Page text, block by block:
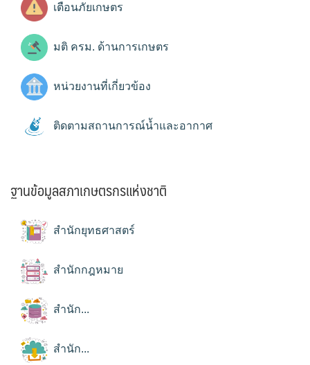
เตือนภัยเกษตร
มติ ครม. ด้านการเกษตร
หน่วยงานที่เกี่ยวข้อง
ติดตามสถานการณ์น้ำและอากาศ
ฐานข้อมูลสภาเกษตรกรแห่งชาติ
สำนักยุทธศาสตร์
สำนักกฎหมาย
สำนัก...
สำนัก...